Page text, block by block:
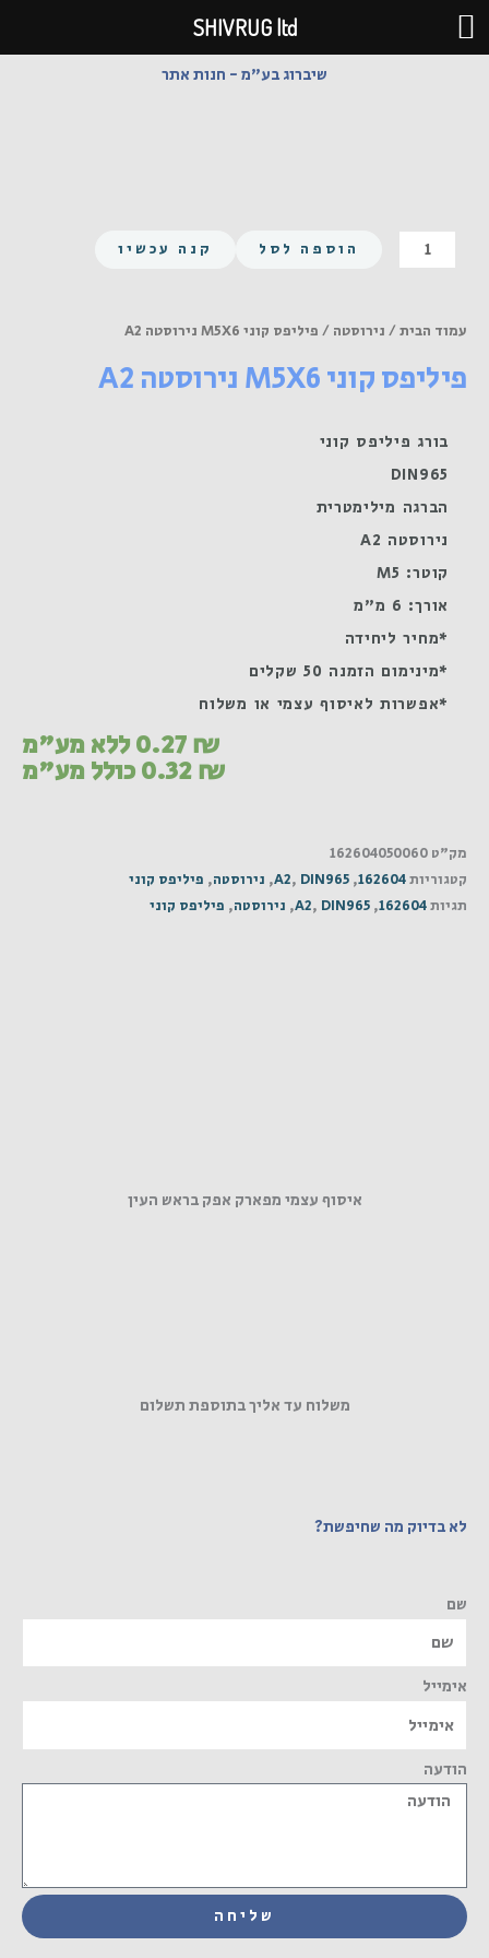
דילוג
לתוכן
שיברוג בע"מ - חנות אתר
כמות
של
נירוסטה
הוספה לסל קנה עכשיו
עמוד הבית/ נירוסטה / פיליפס קוני M5X6 נירוסטה A2
פיליפס קוני M5X6 נירוסטה A2
בורג פיליפס קוני
DIN965
הברגה מילימטרית
נירוסטה A2
קוטר: M5
אורך: 6 מ"מ
*מחיר ליחידה
*מינימום הזמנה 50 שקלים
*אפשרות לאיסוף עצמי או משלוח
0.27₪ ללא מע"מ
0.32₪ כולל מע"מ
מק"ט 162604050060
קטגוריות162604
,
A2, DIN965
, נירוסטה, פיליפס קוני
תגיות162604
,
A2, DIN965
, נירוסטה, פיליפס קוני
איסוף עצמי מפארק אפק בראש העין
משלוח עד אליך בתוספת תשלום
לא בדיוק מה שחיפשת?
שם
אימייל
הודעה
שליחה
SHIVRUG ltd